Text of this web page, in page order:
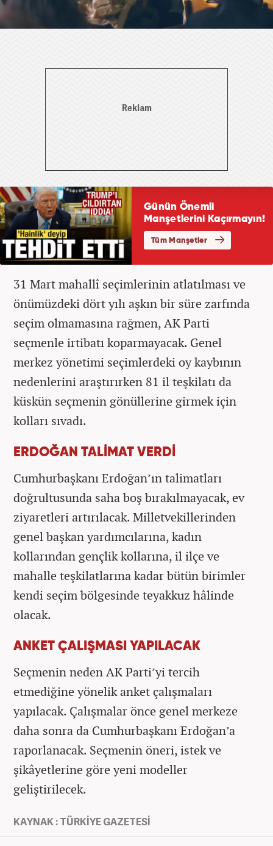
31 Mart mahallî seçimlerinin atlatılması ve
önümüzdeki dört yılı aşkın bir süre zarfında
seçim olmamasına rağmen, AK Parti
seçmenle irtibatı koparmayacak. Genel
merkez yönetimi seçimlerdeki oy kaybının
nedenlerini araştırırken 81 il teşkilatı da
küskün seçmenin gönüllerine girmek için
kolları sıvadı.
ERDOĞAN TALİMAT VERDİ
Cumhurbaşkanı Erdoğan’ın talimatları
doğrultusunda saha boş bırakılmayacak, ev
ziyaretleri artırılacak. Milletvekillerinden
genel başkan yardımcılarına, kadın
kollarından gençlik kollarına, il ilçe ve
mahalle teşkilatlarına kadar bütün birimler
kendi seçim bölgesinde teyakkuz hâlinde
olacak.
ANKET ÇALIŞMASI YAPILACAK
Seçmenin neden AK Parti’yi tercih
etmediğine yönelik anket çalışmaları
yapılacak. Çalışmalar önce genel merkeze
daha sonra da Cumhurbaşkanı Erdoğan’a
raporlanacak. Seçmenin öneri, istek ve
şikâyetlerine göre yeni modeller
geliştirilecek.
KAYNAK : TÜRKİYE GAZETESİ